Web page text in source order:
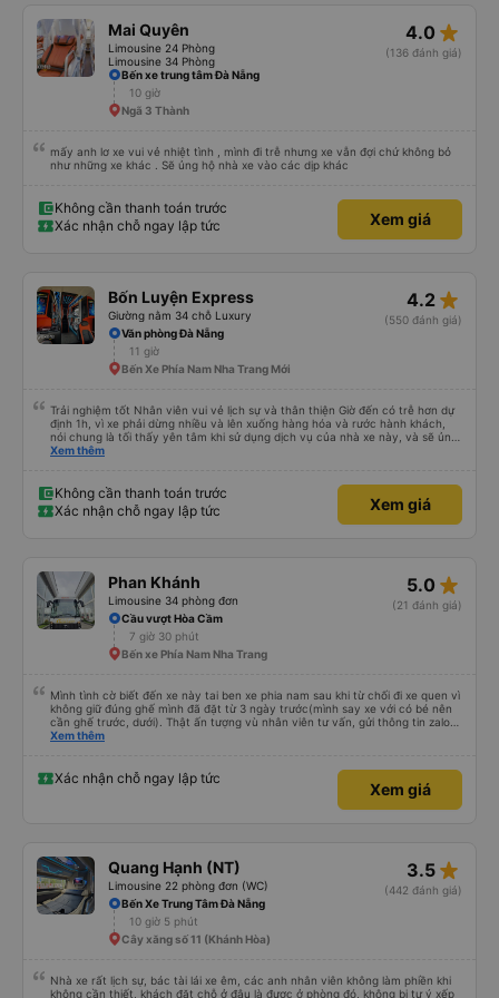
được cung cấp nước đóng chai miễn phí. Nhược điểm nhỏ duy nhất là đôi khi
có thể xảy ra chậm trễ trước khi khởi hành. Tuy nhiên, sự an toàn và thoải
mái là điều quan trọng nhất đối với tôi. Là một hướng dẫn viên du lịch
chuyên nghiệp thường xuyên sử dụng dịch vụ vận chuyển, tôi hoàn toàn
khuyên dùng dịch vụ này!
Mai Quyên
Limousine 24 Phòng
Limousine 34 Phòng
4.0 star_rate
(136 đánh giá)
Bến xe trung tâm Đà Nẵng
10 giờ
Ngã 3 Thành
mấy anh lơ xe vui vẻ nhiệt tình , mình đi trễ nhưng xe vẫn đợi chứ không bỏ
như những xe khác . Sẽ ủng hộ nhà xe vào các dịp khác
Không cần thanh toán trước
Xác nhận chỗ ngay lập tức
Xem giá
Bốn Luyện Express
Giường nằm 34 chỗ Luxury
4.2 star_rate
(550 đánh giá)
Văn phòng Đà Nẵng
11 giờ
Bến Xe Phía Nam Nha Trang Mới
Trải nghiệm tốt Nhân viên vui vẻ lịch sự và thân thiện Giờ đến có trễ hơn dự
định 1h, vì xe phải dừng nhiều và lên xuống hàng hóa và rước hành khách,
nói chung là tối thấy yên tâm khi sử dụng dịch vụ của nhà xe này, và sẽ ủng
hộ và giới thiệu cho người thân sử dụng dịch vụ của nhà xe này
Xem thêm
Không cần thanh toán trước
Xác nhận chỗ ngay lập tức
Xem giá
Phan Khánh
Limousine 34 phòng đơn
5.0 star_rate
(21 đánh giá)
Cầu vượt Hòa Cầm
7 giờ 30 phút
Bến xe Phía Nam Nha Trang
Mình tình cờ biết đến xe này tai ben xe phia nam sau khi từ chối đi xe quen vì
không giữ đúng ghế mình đã đặt từ 3 ngày trước(mình say xe với có bé nên
cần ghế trước, dưới). Thật ấn tượng vù nhân viên tư vấn, gửi thông tin zalo
rõ ràng, chuyên nghiệp. Đi đúng giờ, xe mới toanh, sạch sẽ thơm tho, buồng
các anh tài và lơ cũng cực dễ thương, tâm lý. 10 điểm không nhưng. Mình sẽ
lưu lại để giới thiệu người nhà, bạn bè đi xe này. ưng hết sức. Giờ thấy may
Xem thêm
Xác nhận chỗ ngay lập tức
Xem giá
Quang Hạnh (NT)
Limousine 22 phòng đơn (WC)
3.5 star_rate
(442 đánh giá)
Bến Xe Trung Tâm Đà Nẵng
10 giờ 5 phút
Cây xăng số 11 (Khánh Hòa)
Nhà xe rất lịch sự, bác tài lái xe êm, các anh nhân viên không làm phiền khi
không cần thiết, khách đặt chỗ ở đâu là được ở phòng đó, không bị tự ý xếp